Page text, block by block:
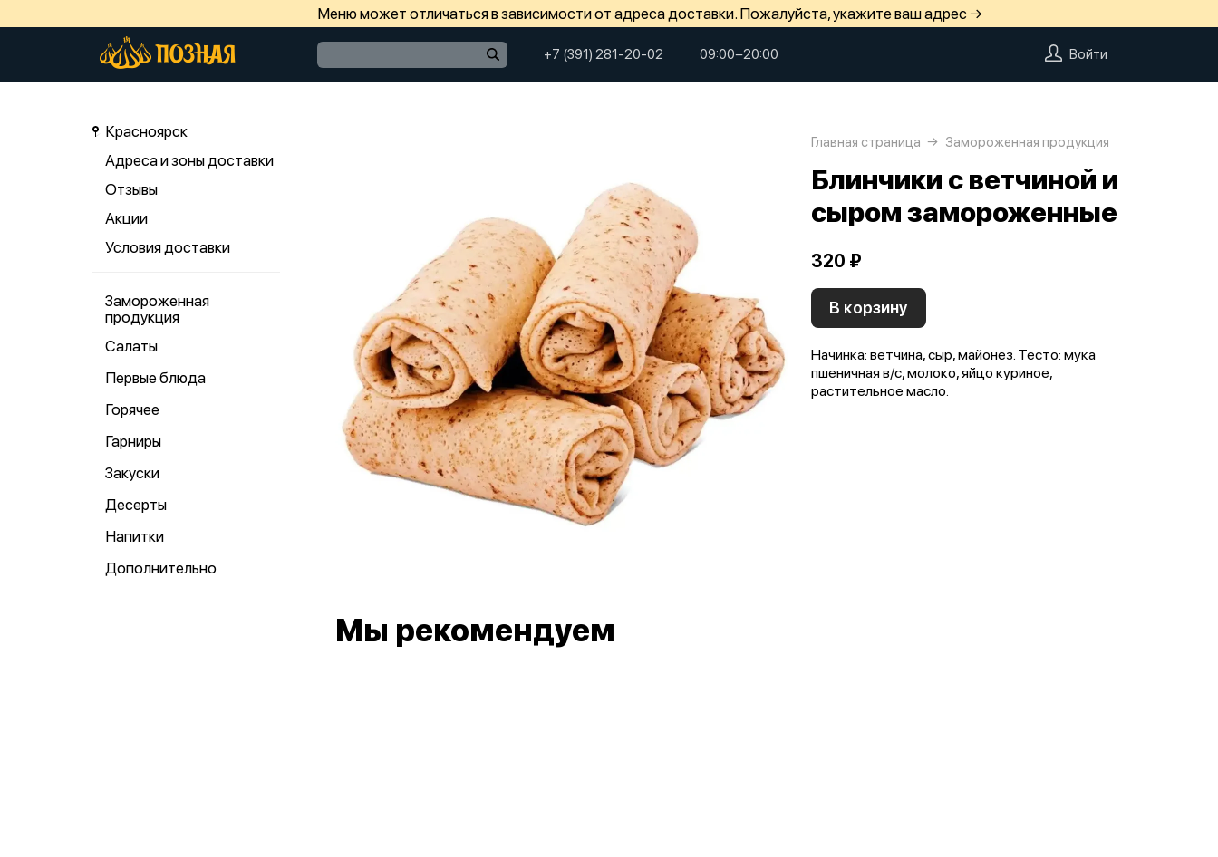
Меню может отличаться в зависимости от адреса доставки. Пожалуйста, укажите ваш адрес →
+7 (391) 281-20-02 09:00−20:00 Войти
Красноярск
Адреса и зоны доставки
Отзывы
Акции
Условия доставки
Замороженная
продукция
Салаты
Первые блюда
Горячее
Гарниры
Закуски
Десерты
Напитки
Дополнительно
Главная страница Замороженная продукция
Блинчики с ветчиной и
сыром замороженные
320 ₽
В корзину
Начинка: ветчина, сыр, майонез. Тесто: мука
пшеничная в/с, молоко, яйцо куриное,
растительное масло.
Мы рекомендуем